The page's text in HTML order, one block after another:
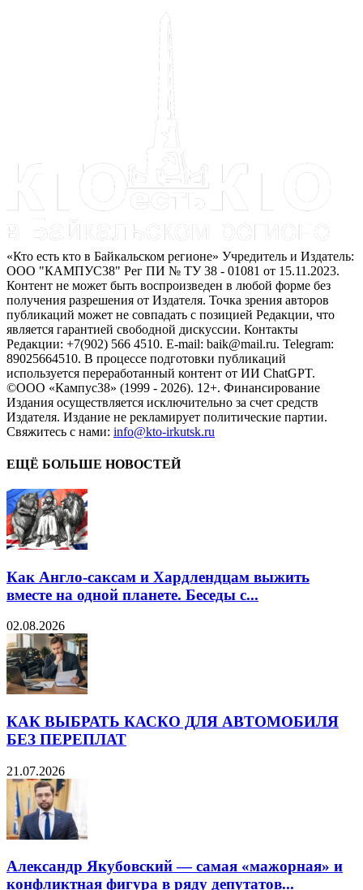
«Кто есть кто в Байкальском регионе» Учредитель и Издатель:
ООО "КАМПУС38" Рег ПИ № ТУ 38 - 01081 от 15.11.2023.
Контент не может быть воспроизведен в любой форме без
получения разрешения от Издателя. Точка зрения авторов
публикаций может не совпадать с позицией Редакции, что
является гарантией свободной дискуссии. Контакты
Редакции: +7(902) 566 4510. E-mail: baik@mail.ru. Telegram:
89025664510. В процессе подготовки публикаций
используется переработанный контент от ИИ ChatGPT.
©ООО «Кампус38» (1999 - 2026). 12+. Финансирование
Издания осуществляется исключительно за счет средств
Издателя. Издание не рекламирует политические партии.
Свяжитесь с нами: info@kto-irkutsk.ru
ЕЩЁ БОЛЬШЕ НОВОСТЕЙ
Как Англо-саксам и Хардлендцам выжить
вместе на одной планете. Беседы с...
02.08.2026
КАК ВЫБРАТЬ КАСКО ДЛЯ АВТОМОБИЛЯ
БЕЗ ПЕРЕПЛАТ
21.07.2026
Александр Якубовский — самая «мажорная» и
конфликтная фигура в ряду депутатов...